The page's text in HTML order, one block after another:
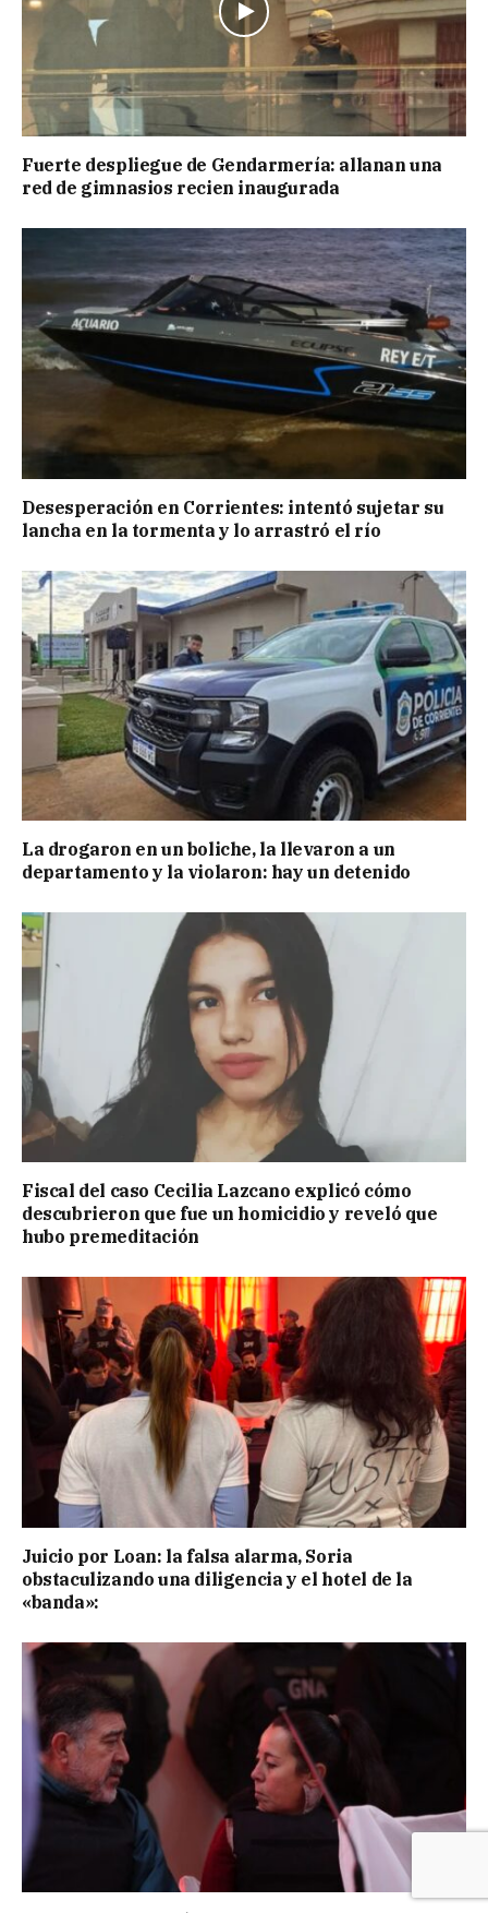
Fuerte despliegue de Gendarmería: allanan una
red de gimnasios recien inaugurada
Desesperación en Corrientes: intentó sujetar su
lancha en la tormenta y lo arrastró el río
La drogaron en un boliche, la llevaron a un
departamento y la violaron: hay un detenido
Fiscal del caso Cecilia Lazcano explicó cómo
descubrieron que fue un homicidio y reveló que
hubo premeditación
Juicio por Loan: la falsa alarma, Soria
obstaculizando una diligencia y el hotel de la
«banda»: